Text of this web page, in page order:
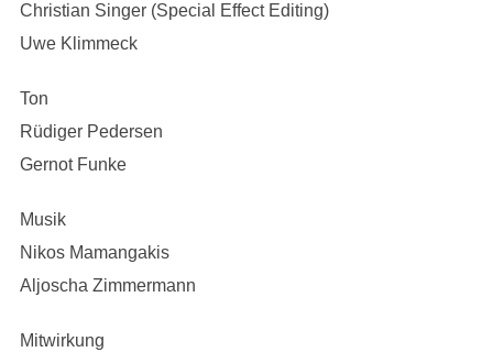
Christian Singer (Special Effect Editing)
Uwe Klimmeck
Ton
Rüdiger Pedersen
Gernot Funke
Musik
Nikos Mamangakis
Aljoscha Zimmermann
Mitwirkung